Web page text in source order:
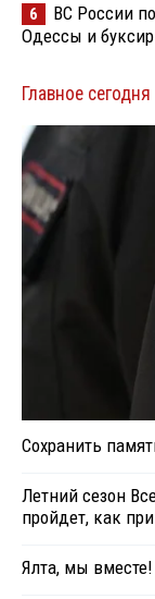
6
ВС России
Одессы и
Главное сегодня
Сохранить
Летний сезон
пройдет, как
Ялта, мы вместе!